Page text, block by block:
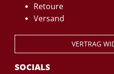
Retoure
Versand
VERTRAG
SOCIALS